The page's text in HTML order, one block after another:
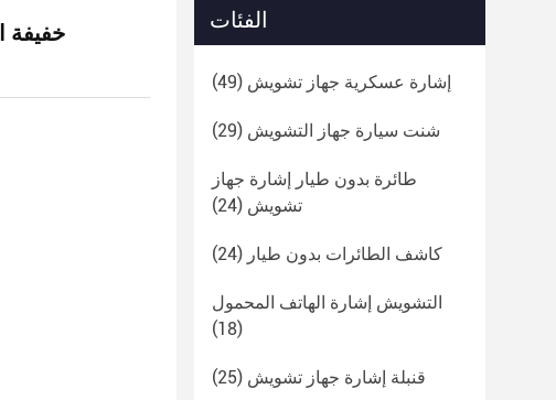
الفئات
إشارة عسكرية جهاز تشويش (49)
شنت سيارة جهاز التشويش (29)
طائرة بدون طيار إشارة جهاز
تشويش (24)
كاشف الطائرات بدون طيار (24)
التشويش إشارة الهاتف المحمول
(18)
قنبلة إشارة جهاز تشويش (25)